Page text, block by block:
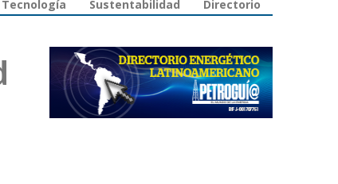
Tecnología Sustentabilidad Directorio